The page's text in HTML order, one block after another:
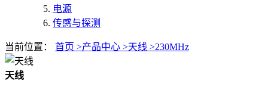
电源
传感与探测
当前位置： 首页 >产品中心 >天线 >230MHz
天线